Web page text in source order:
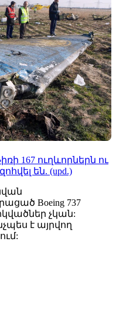
167 ուղևորներն ու
են. (upd.)
Boeing 737
չկան:
է այրվող